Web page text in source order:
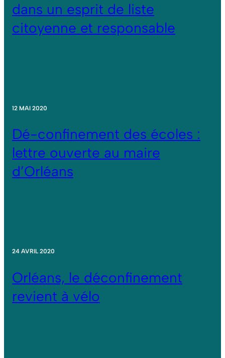
dans un esprit de liste
citoyenne et responsable
12 MAI 2020
Dé-confinement des écoles :
lettre ouverte au maire
d’Orléans
24 AVRIL 2020
Orléans, le déconfinement
revient à vélo